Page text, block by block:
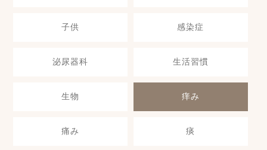
子供 感染症
泌尿器科 生活習慣
生物 痒み
痛み 痰